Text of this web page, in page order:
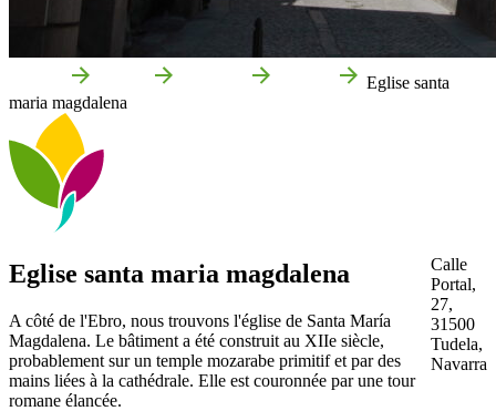
Eglise santa
maria magdalena
Eglise santa maria magdalena
A côté de l'Ebro, nous trouvons l'église de Santa María
Magdalena. Le bâtiment a été construit au XIIe siècle,
probablement sur un temple mozarabe primitif et par des
mains liées à la cathédrale. Elle est couronnée par une tour
romane élancée.
Calle
Portal,
27,
31500
Tudela,
Navarra